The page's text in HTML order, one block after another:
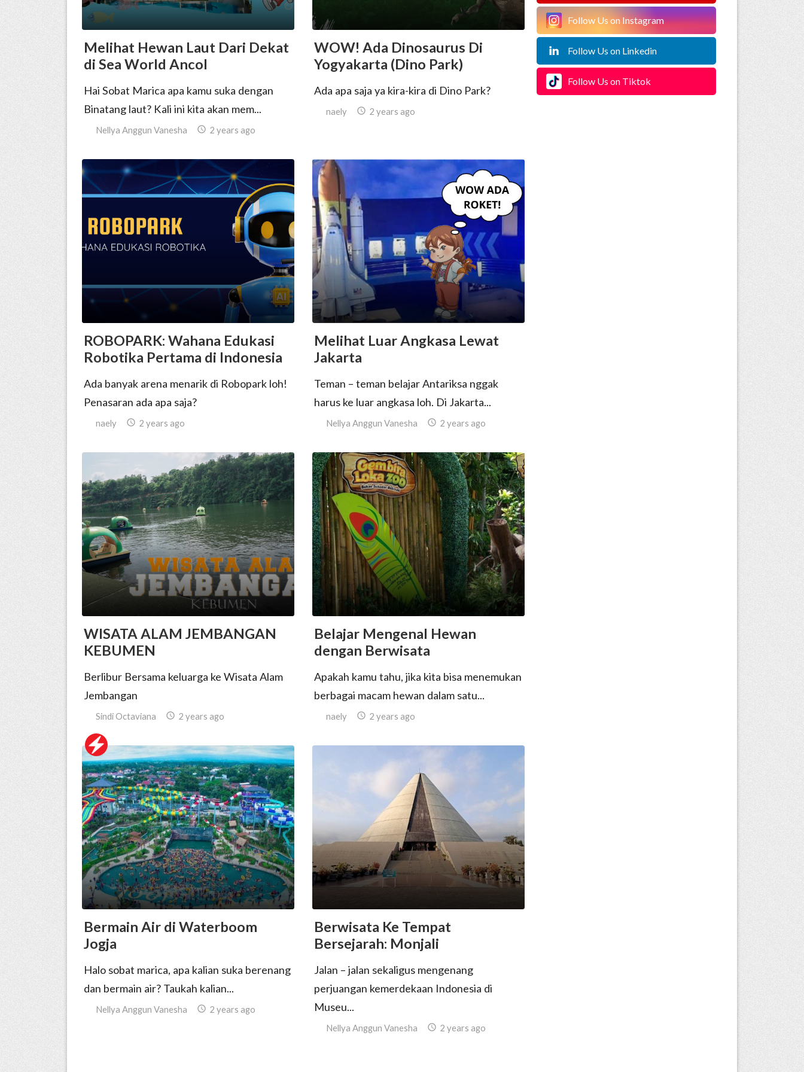
Melihat Hewan Laut Dari Dekat
di Sea World Ancol
Hai Sobat Marica apa kamu suka dengan
Binatang laut? Kali ini kita akan mem...
Nellya Anggun Vanesha  2 years ago
WOW! Ada Dinosaurus Di
Yogyakarta (Dino Park)
Ada apa saja ya kira-kira di Dino Park?
naely  2 years ago
ROBOPARK: Wahana Edukasi
Robotika Pertama di Indonesia
Ada banyak arena menarik di Robopark loh!
Penasaran ada apa saja?
naely  2 years ago
Melihat Luar Angkasa Lewat
Jakarta
Teman – teman belajar Antariksa nggak
harus ke luar angkasa loh. Di Jakarta...
Nellya Anggun Vanesha  2 years ago
WISATA ALAM JEMBANGAN
KEBUMEN
Berlibur Bersama keluarga ke Wisata Alam
Jembangan
Sindi Octaviana  2 years ago
Belajar Mengenal Hewan
dengan Berwisata
Apakah kamu tahu, jika kita bisa menemukan
berbagai macam hewan dalam satu...
naely  2 years ago
Bermain Air di Waterboom
Jogja
Halo sobat marica, apa kalian suka berenang
dan bermain air? Taukah kalian...
Nellya Anggun Vanesha  2 years ago
Berwisata Ke Tempat
Bersejarah: Monjali
Jalan – jalan sekaligus mengenang
perjuangan kemerdekaan Indonesia di
Museu...
Nellya Anggun Vanesha  2 years ago
Follow Us on Instagram
Follow Us on Linkedin
Follow Us on Tiktok